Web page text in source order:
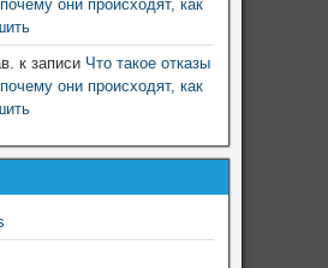
они происходят, как
к записи Что такое отказы
они происходят, как